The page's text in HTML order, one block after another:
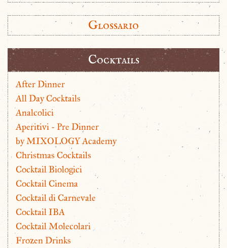
Glossario
Cocktails
After Dinner
All Day Cocktails
Analcolici
Aperitivi - Pre Dinner
by MIXOLOGY Academy
Christmas Cocktails
Cocktail Biologici
Cocktail Cinema
Cocktail di Carnevale
Cocktail IBA
Cocktail Molecolari
Frozen Drinks